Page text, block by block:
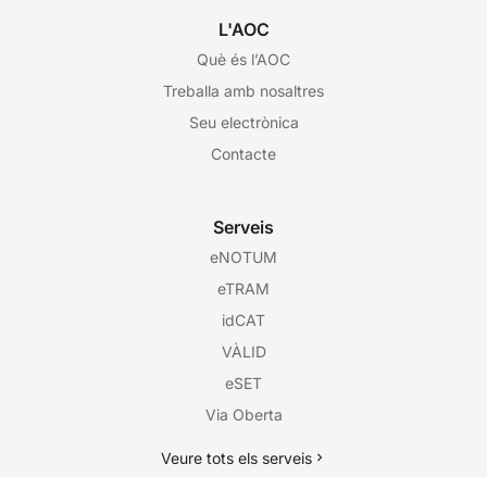
L'AOC
Què és l’AOC
Treballa amb nosaltres
Seu electrònica
Contacte
Serveis
eNOTUM
eTRAM
idCAT
VÀLID
eSET
Via Oberta
Veure tots els serveis